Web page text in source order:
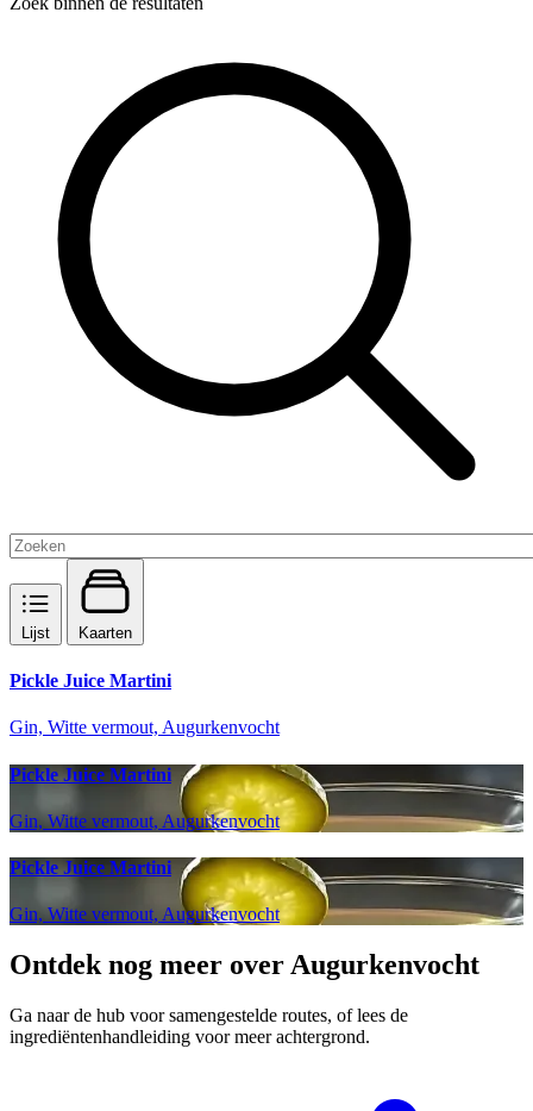
Lijst Kaarten
Pickle Juice Martini
Gin, Witte vermout, Augurkenvocht
Pickle Juice Martini
Gin, Witte vermout, Augurkenvocht
Pickle Juice Martini
Gin, Witte vermout, Augurkenvocht
Ontdek nog meer over Augurkenvocht
Ga naar de hub voor samengestelde routes, of lees de
ingrediëntenhandleiding voor meer achtergrond.